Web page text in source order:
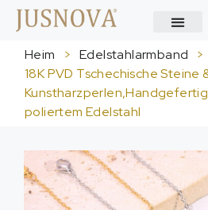
Heim > Edelstahlarmband
>
18K PVD Tschechische Steine
poliertem Edelstahl